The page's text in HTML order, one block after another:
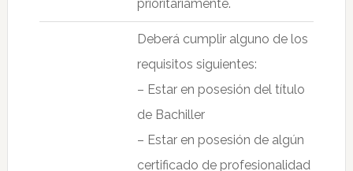
prioritariamente.
Deberá cumplir alguno de los
requisitos siguientes:
– Estar en posesión del título
de Bachiller
– Estar en posesión de algún
certificado de profesionalidad